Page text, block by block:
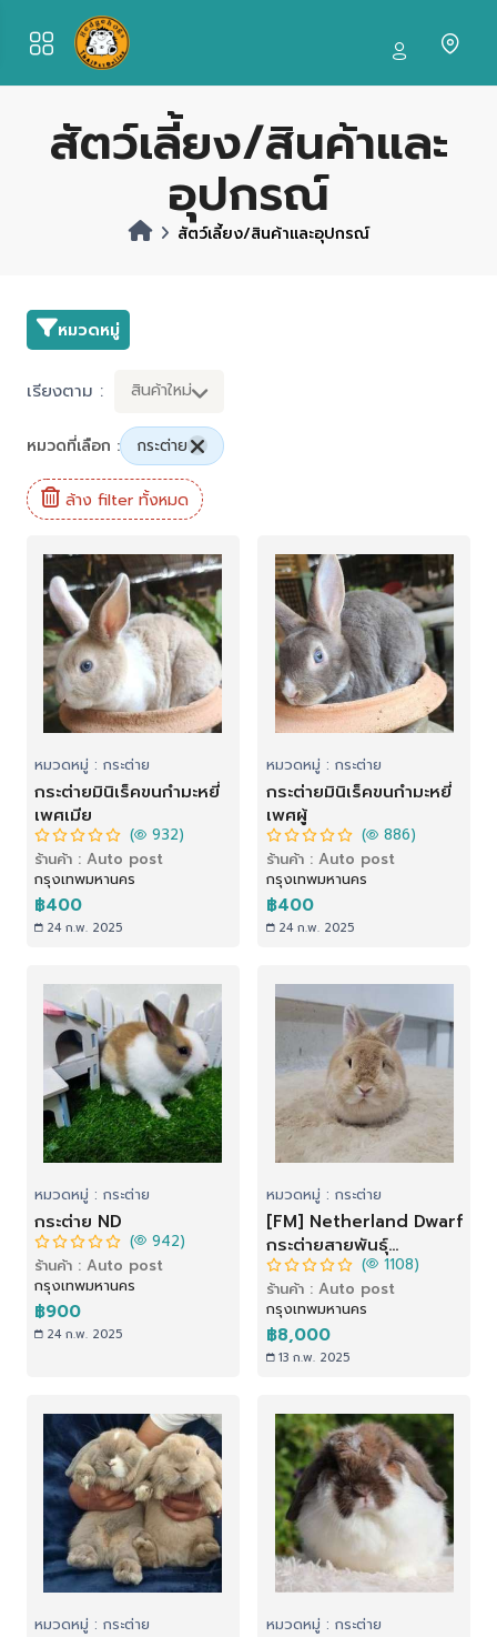
สัตว์เลี้ยง/สินค้าและ
อุปกรณ์
สัตว์เลี้ยง/สินค้าและอุปกรณ์
หมวดหมู่
เรียงตาม : สินค้าใหม่
หมวดที่เลือก : กระต่าย
ล้าง filter ทั้งหมด
หมวดหมู่ : กระต่าย
กระต่ายมินิเร็คขนกำมะหยี่
เพศเมีย
( 932)
ร้านค้า : Auto post
กรุงเทพมหานคร
฿400
24 ก.พ. 2025
หมวดหมู่ : กระต่าย
กระต่ายมินิเร็คขนกำมะหยี่
เพศผู้
( 886)
ร้านค้า : Auto post
กรุงเทพมหานคร
฿400
24 ก.พ. 2025
หมวดหมู่ : กระต่าย
กระต่าย ND
( 942)
ร้านค้า : Auto post
กรุงเทพมหานคร
฿900
24 ก.พ. 2025
หมวดหมู่ : กระต่าย
[FM] Netherland Dwarf
กระต่ายสายพันธุ์
เนเธอร์แลนด์ดวอฟ (ND)
( 1108)
ร้านค้า : Auto post
กรุงเทพมหานคร
฿8,000
13 ก.พ. 2025
หมวดหมู่ : กระต่าย หมวดหมู่ : กระต่าย